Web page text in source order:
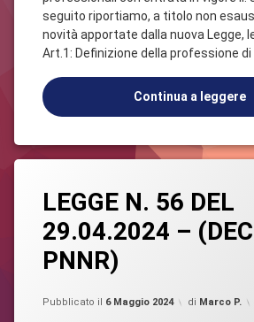
seguito riportiamo, a titolo non
novità apportate dalla nuova Legge,
Art.1: Definizione della professione di …
Continua a leggere
LEGGE N. 56 DEL
29.04.2024 –
PNNR)
Pubblicato il 6 Maggio 2024 di Marco P.
Legge
PNNR
Sicurezza
un
commento
su
LEGGE
N.
56
29.04.2024